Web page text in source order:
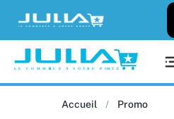
Accueil Promo